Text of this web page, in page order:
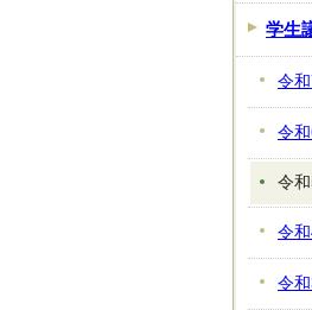
学生
令
令
令
令
令